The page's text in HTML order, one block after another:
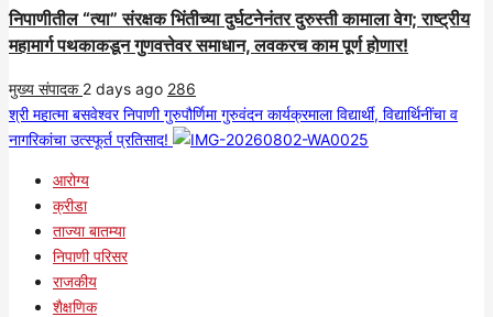
निपाणीतील “त्या” संरक्षक भिंतीच्या दुर्घटनेनंतर दुरुस्ती कामाला वेग; राष्ट्रीय
महामार्ग पथकाकडून गुणवत्तेवर समाधान, लवकरच काम पूर्ण होणार!
मुख्य संपादक 2 days ago 286
श्री महात्मा बसवेश्वर निपाणी गुरुपौर्णिमा गुरुवंदन कार्यक्रमाला विद्यार्थी, विद्यार्थिनींचा व
नागरिकांचा उत्स्फूर्त प्रतिसाद!
आरोग्य
क्रीडा
ताज्या बातम्या
निपाणी परिसर
राजकीय
शैक्षणिक